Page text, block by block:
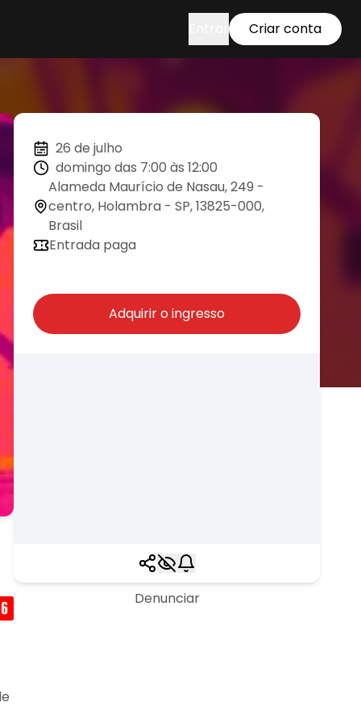
Criar conta
26 de julho
domingo das 7:00 às 12:00
Alameda Maurício de Nasau, 249 -
centro, Holambra - SP, 13825-000,
Brasil
Entrada paga
Adquirir o ingresso
Denunciar